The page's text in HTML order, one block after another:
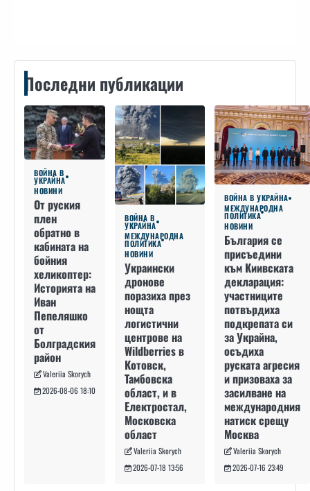
Последни публикации
ВОЙНА В
УКРАЙНА
НОВИНИ
От руския
плен
обратно в
кабината на
бойния
хеликоптер:
Историята на
Иван
Пепеляшко
от
Болградския
район
Valeriia Skorych
2026-08-06 18:10
ВОЙНА В
УКРАЙНА
МЕЖДУНАРОДНА
ПОЛИТИКА
НОВИНИ
Украински
дронове
поразиха през
нощта
логистични
центрове на
Wildberries в
Котовск,
Тамбовска
област, и в
Електростал,
Московска
област
Valeriia Skorych
2026-07-18 13:56
ВОЙНА В УКРАЙНА
МЕЖДУНАРОДНА
ПОЛИТИКА
НОВИНИ
България се
присъедини
към Киивската
декларация:
участниците
потвърдиха
подкрепата си
за Украйна,
осъдиха
руската агресия
и призоваха за
засилване на
международния
натиск срещу
Москва
Valeriia Skorych
2026-07-16 23:49